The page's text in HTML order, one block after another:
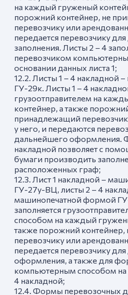
на каждый груженый
порожний контейнер, не
перевозчику или
передается перевозчику
заполнения. Листы 2 – 4
перевозчиком
основании данных листа 1;
12.2. Листы 1 – 4 накладной
ГУ-29к. Листы 1 – 4
грузоотправителем на
контейнер, а также
принадлежащий
у него, и передаются
дальнейшего оформления.
накладной позволяет с
бумаги производить
расположенных граф;
12.3. Лист 1 накладной –
ГУ-27у-ВЦ, листы 2 – 4
машинопечатной формой
заполняется
способом на каждый
также порожний
перевозчику или
передается перевозчику
оформления, а также для
компьютерным способом на
4 накладной;
12.4. Формы перевозочных